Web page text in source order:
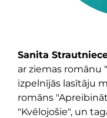
Sanita
ar ziemas romānu
izpelnījās lasītāju
romāns
"Kvēlojošie", un